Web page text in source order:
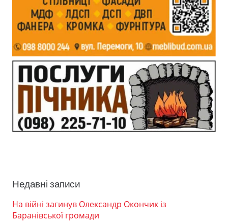
Недавні записи
На війні загинув Олександр Окончик із
Баранівської громади